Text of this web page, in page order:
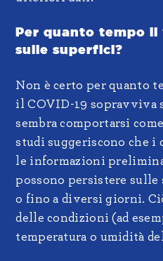
Per quanto tempo
sulle superfici?
Non è certo per quanto
il COVID-19 sopravviva
sembra comportarsi
studi suggeriscono che i
le informazioni
possono persistere
o fino a diversi giorni.
delle condizioni (ad
temperatura o umidità